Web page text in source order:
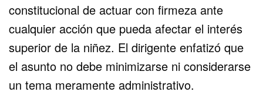
constitucional de actuar con firmeza ante
cualquier acción que pueda afectar el interés
superior de la niñez. El dirigente enfatizó que
el asunto no debe minimizarse ni considerarse
un tema meramente administrativo.